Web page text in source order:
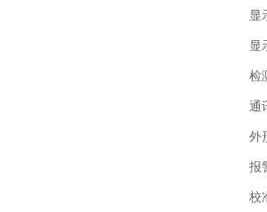
显
显
检
通
外
报
校